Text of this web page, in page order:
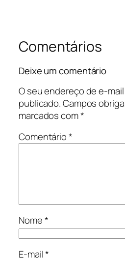
Comentários
Deixe um comentário
O seu endereço de e-
publicado.Campos
marcados com*
Comentário*
Nome*
E-mail*